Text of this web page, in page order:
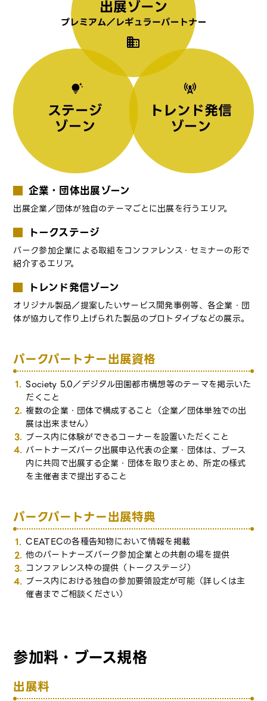
企業・団体出展ゾーン
出展企業／団体が独自のテーマごとに出展を行うエリア。
トークステージ
パーク参加企業による取組をコンファレンス・セミナーの形で
紹介するエリア。
トレンド発信ゾーン
オリジナル製品／提案したいサービス開発事例等、各企業・団
体が協力して作り上げられた製品のプロトタイプなどの展示。
パークパートナー出展資格
Society 5.0／デジタル田園都市構想等のテーマを掲示いた
だくこと
複数の企業・団体で構成すること（企業／団体単独での出
展は出来ません）
ブース内に体験ができるコーナーを設置いただくこと
パートナーズパーク出展申込代表の企業・団体は、ブース
内に共同で出展する企業・団体を取りまとめ、所定の様式
を主催者まで提出すること
パークパートナー出展特典
CEATECの各種告知物において情報を掲載
他のパートナーズパーク参加企業との共創の場を提供
コンファレンス枠の提供（トークステージ）
ブース内における独自の参加要領設定が可能（詳しくは主
催者までご相談ください）
参加料・ブース規格
出展料